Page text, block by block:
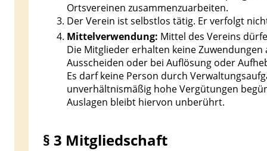
Ortsvereinen zusammenzuarbeiten.
Der Verein ist selbstlos tätig. Er verfolgt
Mittelverwendung: Mittel des Vereins
Die Mitglieder erhalten keine
Ausscheiden oder bei Auflösung oder
Es darf keine Person durch
unverhältnismäßig hohe Vergütungen
Auslagen bleibt hiervon unberührt.
§ 3 Mitgliedschaft